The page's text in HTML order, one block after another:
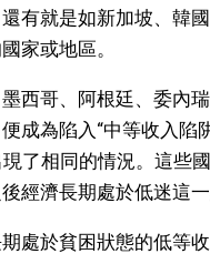
有就是如新加坡、韓
家或地區。
西哥、阿根廷、委內
成為陷入“中等收入陷
了相同的情況。這些
經濟長期處於低迷這一
處於貧困狀態的低等